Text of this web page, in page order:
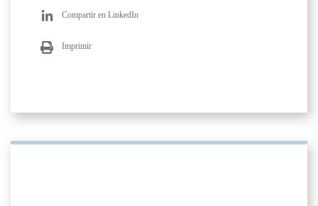
Compartir en LinkedIn
Imprimir